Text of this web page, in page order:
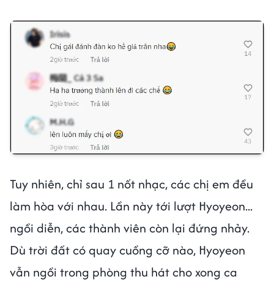
Tuy nhiên, chỉ sau 1 nốt nhạc, các chị em đều
làm hòa với nhau. Lần này tới lượt Hyoyeon...
ngồi diễn, các thành viên còn lại đứng nhảy.
Dù trời đất có quay cuồng cỡ nào, Hyoyeon
vẫn ngồi trong phòng thu hát cho xong ca